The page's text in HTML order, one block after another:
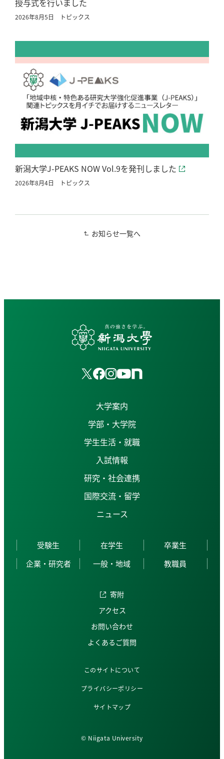
授与式を行いました
2026年8月5日 トピックス
新潟大学J-PEAKS NOW Vol.9を発刊しました
2026年8月4日 トピックス
お知らせ一覧へ
大学案内
学部・大学院
学生生活・就職
入試情報
研究・社会連携
国際交流・留学
ニュース
受験生 在学生
卒業生
企業・研究者
一般・地域 教職員
寄附
アクセス
お問い合わせ
よくあるご質問
このサイトについて
プライバシーポリシー
サイトマップ
© Niigata University